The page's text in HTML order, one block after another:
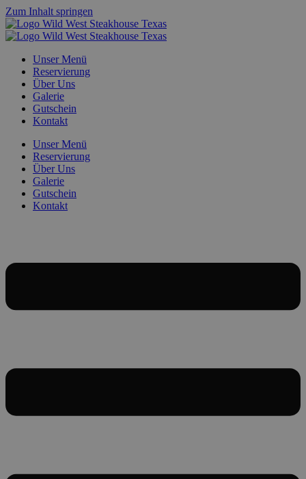
Zum Inhalt springen
Unser Menü
Reservierung
Über Uns
Galerie
Gutschein
Kontakt
Unser Menü
Reservierung
Über Uns
Galerie
Gutschein
Kontakt